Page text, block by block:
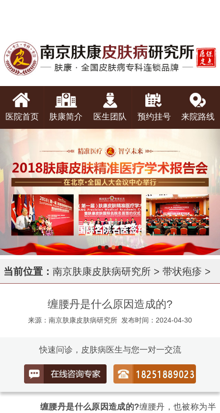
医院首页 肤康简介 医生团队 预约挂号 来院路线
当前位置： 南京肤康皮肤病研究所 > 带状疱疹 >
缠腰丹是什么原因造成的?
来源：南京肤康皮肤病研究所 发布时间：2024-04-30
快速问诊，皮肤病医生与您一对一交流
缠腰丹是什么原因造成的?缠腰丹，也被称为半